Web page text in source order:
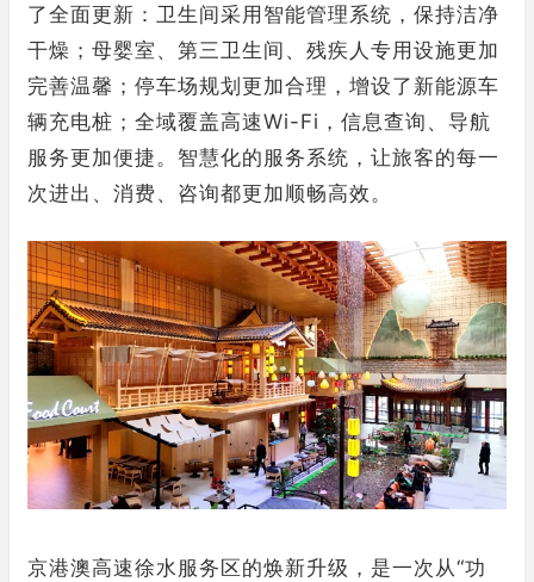
了全面更新：卫生间采用智能管理系统，保持洁净
干燥；母婴室、第三卫生间、残疾人专用设施更加
完善温馨；停车场规划更加合理，增设了新能源车
辆充电桩；全域覆盖高速Wi-Fi，信息查询、导航
服务更加便捷。智慧化的服务系统，让旅客的每一
次进出、消费、咨询都更加顺畅高效。
京港澳高速徐水服务区的焕新升级，是一次从“功